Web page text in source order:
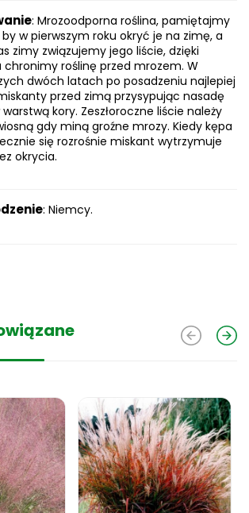
: Mrozoodporna roślina, pamiętajmy
w pierwszym roku okryć je na zimę, a
zimy związujemy jego liście, dzięki
roślinę przed mrozem. W
dwóch latach po posadzeniu najlepiej
przed zimą przysypując nasadę
kory. Zeszłoroczne liście należy
gdy miną groźne mrozy. Kiedy kępa
się rozrośnie miskant wytrzymuje
okrycia.
: Niemcy.